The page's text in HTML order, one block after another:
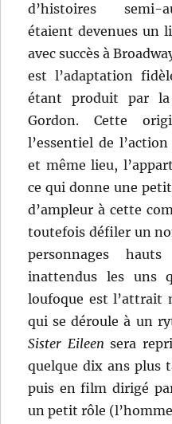
d’histoires semi-
étaient devenues un
avec succès à
est l’adaptation
étant produit par la
Gordon. Cette
l’essentiel de
et même lieu,
ce qui donne une
d’ampleur à cette
toutefois défiler un
personnages
inattendus les uns
loufoque est l’attrait
qui se déroule à un
Sister Eileen sera
quelque dix ans plus
puis en film dirigé
un petit rôle